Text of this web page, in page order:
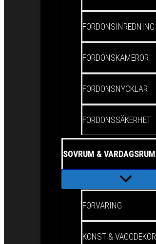
FORDONSINREDNING
FORDONSKAMEROR
FORDONSNYCKLAR
FORDONSSÄKERHET
SOVRUM & VARDAGSRUM
FÖRVARING
KONST & VÄGGDEKOR